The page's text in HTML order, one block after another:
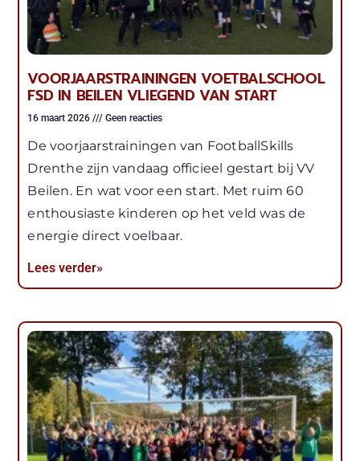
VOORJAARSTRAININGEN VOETBALSCHOOL
FSD IN BEILEN VLIEGEND VAN START
16 maart 2026 Geen reacties
De voorjaarstrainingen van FootballSkills
Drenthe zijn vandaag officieel gestart bij VV
Beilen. En wat voor een start. Met ruim 60
enthousiaste kinderen op het veld was de
energie direct voelbaar.
Lees verder»